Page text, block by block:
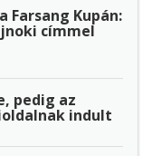
Farsang Kupán:
címmel
pedig az
indult